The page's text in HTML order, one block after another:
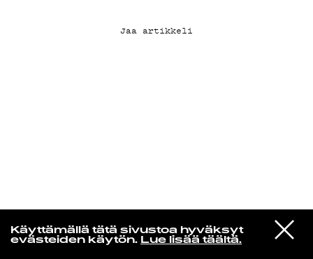
Käyttämällä tätä sivustoa hyväksyt
evästeiden käytön. Lue lisää täältä.
VIESTI
STUDIOON
Wednesday
Pick Up That Knife
Jaa artikkeli